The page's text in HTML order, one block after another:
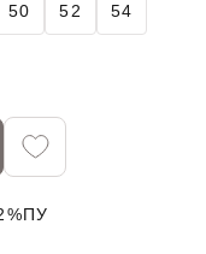
50 52 54